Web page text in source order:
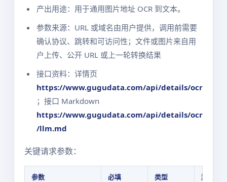
产出用途：用于通用图片地址 OCR 到文本。
参数来源：URL 或域名由用户提供，调用前需要
确认协议、跳转和可访问性；文件或图片来自用
户上传、公开 URL 或上一轮转换结果
接口资料：详情页
https://www.gugudata.com/api/details/ocr
；接口 Markdown
https://www.gugudata.com/api/details/ocr
/llm.md
关键请求参数：
参数 必填 类型 默认值